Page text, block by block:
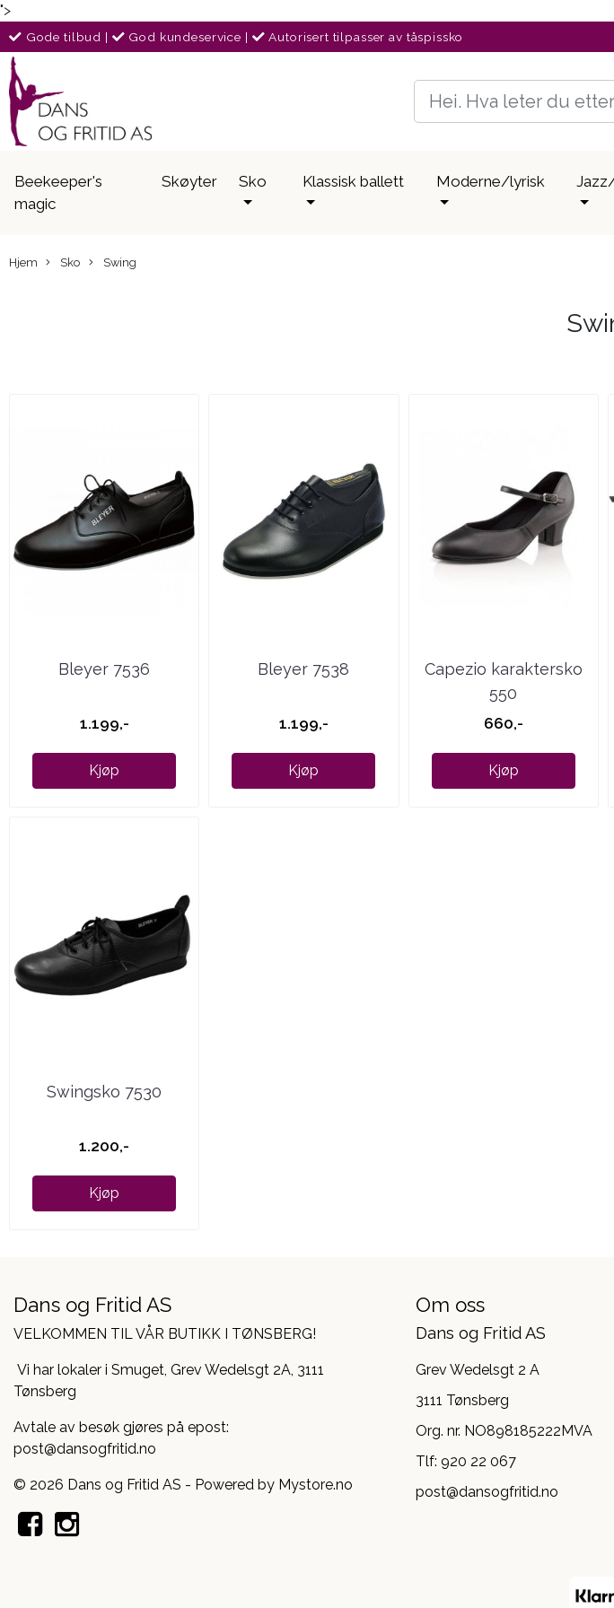
">
Gode tilbud | God kundeservice | Autorisert tilpasser av tåspissko
Beekeeper's
magic
Skøyter Sko Klassisk ballett Moderne/lyrisk
Hjem Sko Swing
Bleyer 7536
1.199,-
Kjøp
Bleyer 7538
1.199,-
Kjøp
Capezio karaktersko
550
660,-
Kjøp
Swingsko 7530
1.200,-
Kjøp
Dans og Fritid AS
VELKOMMEN TIL VÅR BUTIKK I TØNSBERG!
Vi har lokaler i Smuget, Grev Wedelsgt 2A, 3111
Tønsberg
Avtale av besøk gjøres på epost:
post@dansogfritid.no
© 2026 Dans og Fritid AS - Powered by Mystore.no
Om oss
Dans og Fritid AS
Grev Wedelsgt 2 A
3111 Tønsberg
Org. nr. NO898185222MVA
Tlf: 920 22 067
post@dansogfritid.no